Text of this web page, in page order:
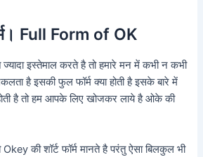
Full Form of OK
इस्तेमाल करते है तो हमारे मन में कभी न कभी
है इसकी फुल फॉर्म क्या होती है इसके बारे में
है तो हम आपके लिए खोजकर लाये है ओके की
की शॉर्ट फॉर्म मानते है परंतु ऐसा बिलकुल भी